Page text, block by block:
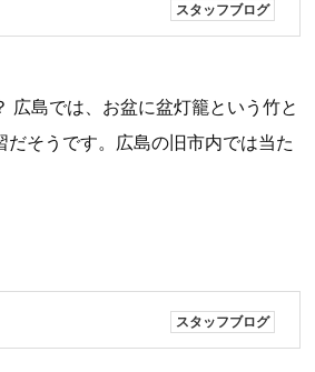
スタッフブログ
広島では、お盆に盆灯籠という竹と
そうです。広島の旧市内では当た
スタッフブログ